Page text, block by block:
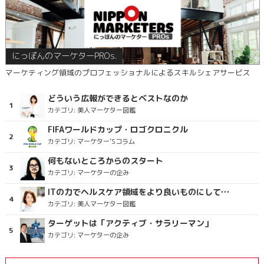
にっぽんのマーケターPROs.
マーケティング領域のプロフェッショナルによるスキルシェアサービス
どういう広報ができるとベストなのか
カテゴリ: 美人マーケター図鑑
FIFAワールドカップ・ロゴクロニクル
カテゴリ: マーケター’Sコラム
何もないところからのスタート
カテゴリ: マーケターの企み
ITの力でヘルスケア領域をより良いものにしていくこと
カテゴリ: 美人マーケター図鑑
ターゲットは「アクティブ・サラリーマン」
カテゴリ: マーケターの企み